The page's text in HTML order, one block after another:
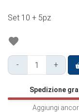
Set 10 + 5pz
- +
Spedizione
Aggiungi